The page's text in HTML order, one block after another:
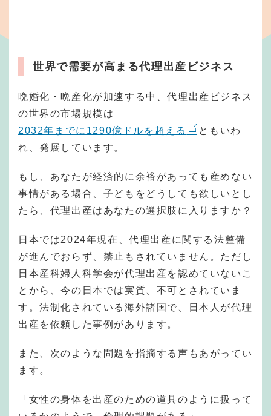
世界で需要が高まる代理出産ビジネス
晩婚化・晩産化が加速する中、代理出産ビジネス
の世界の市場規模は
2032年までに1290億ドルを超える
ともいわ
れ、発展しています。
もし、あなたが経済的に余裕があっても産めない
事情がある場合、子どもをどうしても欲しいとし
たら、代理出産はあなたの選択肢に入りますか？
日本では2024年現在、代理出産に関する法整備
が進んでおらず、禁止もされていません。ただし
日本産科婦人科学会が代理出産を認めていないこ
とから、今の日本では実質、不可とされていま
す。法制化されている海外諸国で、日本人が代理
出産を依頼した事例があります。
また、次のような問題を指摘する声もあがってい
ます。
「女性の身体を出産のための道具のように扱って